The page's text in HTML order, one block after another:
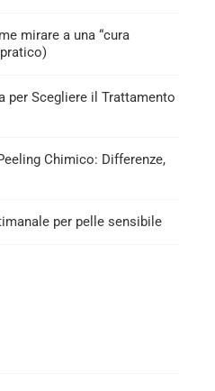
mirare a una “cura
per Scegliere il Trattamento
Chimico: Differenze,
per pelle sensibile